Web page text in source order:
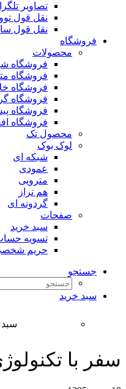
تصاویر
نقل قول
نقل قول
فروشگاه
محصولات
فروشگاه
فروشگاه
فروشگاه
فروشگاه
فروشگاه
فروشگاه
محصول تک
لوک بوک
شبکه ای
عمودی
مترویی
هم تراز
گردونه ای
صفحات
سبد خرید
تسویه
حریم
جستجو
سبد خرید
سفر با